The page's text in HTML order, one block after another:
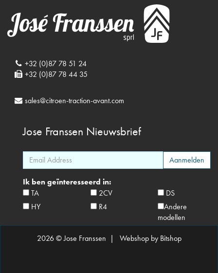
+32 (0)87 78 51 24
+32 (0)87 78 44 35
sales@citroen-traction-avant.com
Jose Franssen Nieuwsbrief
Ik ben geïnteresseerd in:
TA
2CV
DS
HY
R4
Andere
modellen
2026 © Jose Franssen | Webshop by Bitshop